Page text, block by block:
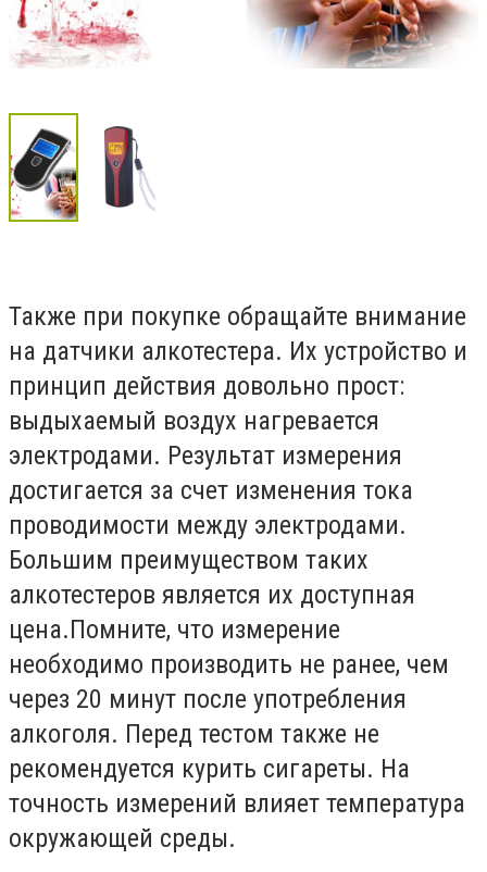
Также при покупке обращайте внимание
на датчики алкотестера. Их устройство и
принцип действия довольно прост:
выдыхаемый воздух нагревается
электродами. Результат измерения
достигается за счет изменения тока
проводимости между электродами.
Большим преимуществом таких
алкотестеров является их доступная
цена.Помните, что измерение
необходимо производить не ранее, чем
через 20 минут после употребления
алкоголя. Перед тестом также не
рекомендуется курить сигареты. На
точность измерений влияет температура
окружающей среды.